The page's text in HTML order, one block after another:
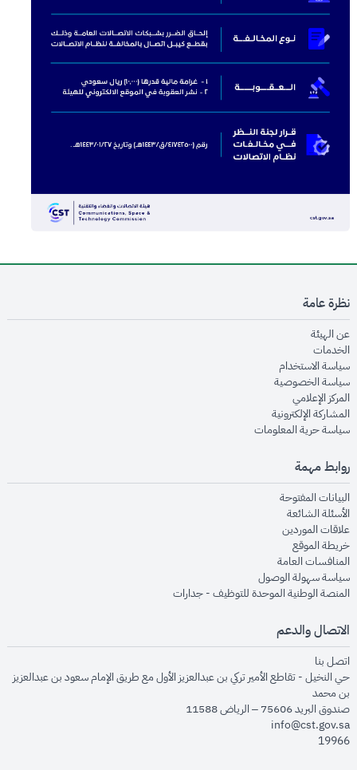
نظرة عامة
عن الهيئةopens in new window
الخدماتopens in new window
سياسة الاستخدام
سياسة الخصوصيةopens in new window
المركز الإعلاميopens in new window
المشاركة الإلكترونيةopens in new window
سياسة حرية المعلوماتopens in new window
روابط مهمة
البيانات المفتوحةopens in new window
الأسئلة الشائعةopens in new window
علاقات الموردينopens in new window
خريطة الموقعopens in new window
المنافسات العامةopens in new window
سياسة سهولة الوصولopens in new window
المنصة الوطنية الموحدة للتوظيف - جداراتopens in new window
الاتصال والدعم
اتصل بنا
حي النخيل - تقاطع الأمير تركي بن عبدالعزيز الأول مع طريق الإمام سعود بن عبدالعزيز
بن محمد
صندوق البريد 75606 – الرياض 11588
info@cst.gov.sa
19966